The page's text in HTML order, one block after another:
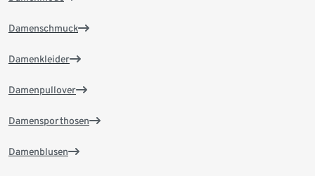
Damenschmuck
Damenkleider
Damenpullover
Damensporthosen
Damenblusen